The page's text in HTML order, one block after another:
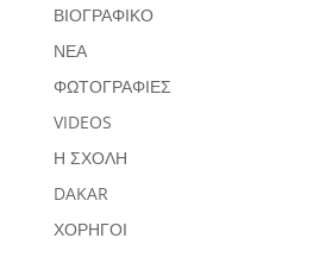
ΒΙΟΓΡΑΦΙΚΟ
ΝΕΑ
ΦΩΤΟΓΡΑΦΙΕΣ
VIDEOS
Η ΣΧΟΛΗ
DAKAR
ΧΟΡΗΓΟΙ